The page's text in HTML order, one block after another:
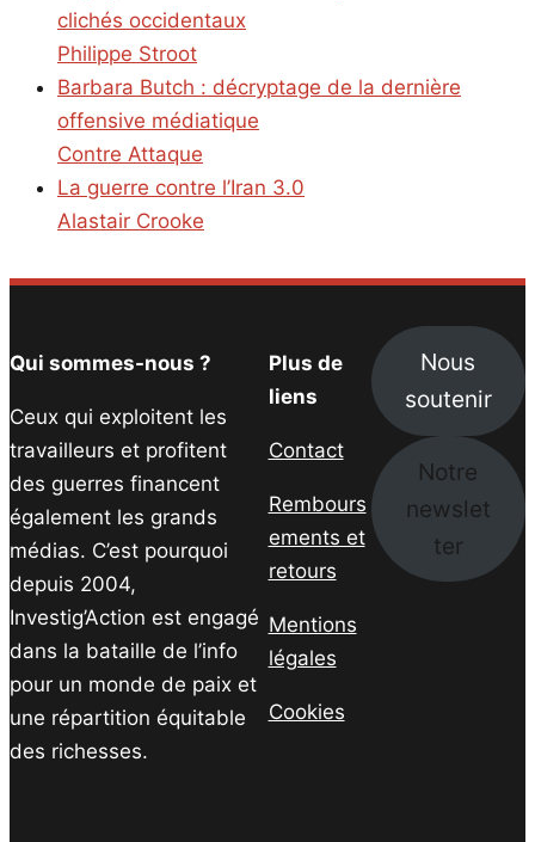
clichés occidentaux
Philippe Stroot
Barbara Butch : décryptage de la dernière
offensive médiatique
Contre Attaque
La guerre contre l’Iran 3.0
Alastair Crooke
Qui sommes-nous ?
Ceux qui exploitent les
travailleurs et profitent
des guerres financent
également les grands
médias. C’est pourquoi
depuis 2004,
Investig’Action est engagé
dans la bataille de l’info
pour un monde de paix et
une répartition équitable
des richesses.
Plus de
liens
Contact
Rembours
ements et
retours
Mentions
légales
Cookies
Nous
soutenir
Notre
newslet
ter